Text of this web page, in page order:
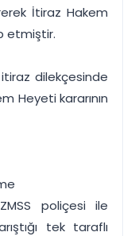
İtiraz Hakem
etmiştir.
dilekçesinde
Heyeti kararının
poliçesi ile
tek taraflı